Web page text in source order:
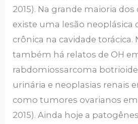
2015). Na grande maioria
existe uma lesão neoplásica
crônica na cavidade torácica.
também há relatos de OH
rabdomiossarcoma
urinária e neoplasias renais
como tumores ovarianos em
2015). Ainda hoje a